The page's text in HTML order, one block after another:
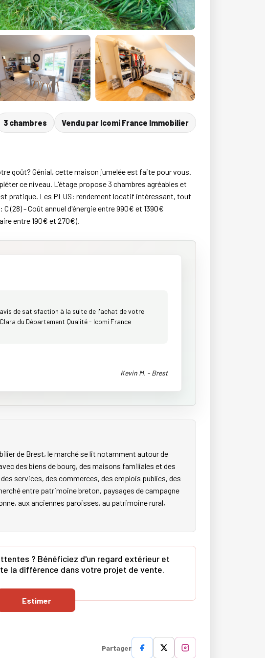
3 chambres Vendu par Icomi France Immobilier
goût? Génial, cette maison jumelée est faite pour vous.
ce niveau. L'étage propose 3 chambres agréables et
pratique. Les PLUS: rendement locatif intéressant, tout
C (28) - Coût annuel d'énergie entre 990€ et 1390€
entre 190€ et 270€).
de satisfaction à la suite de l'achat de votre
du Département Qualité - Icomi France
Kevin M. - Brest
de Brest, le marché se lit notamment autour de
des biens de bourg, des maisons familiales et des
services, des commerces, des emplois publics, des
entre patrimoine breton, paysages de campagne
aux anciennes paroisses, au patrimoine rural,
? Bénéficiez d'un regard extérieur et
la différence dans votre projet de vente.
Estimer
Partager